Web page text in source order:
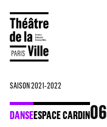
SAISON 2021-2022
DANSEESPACE CARDIN06